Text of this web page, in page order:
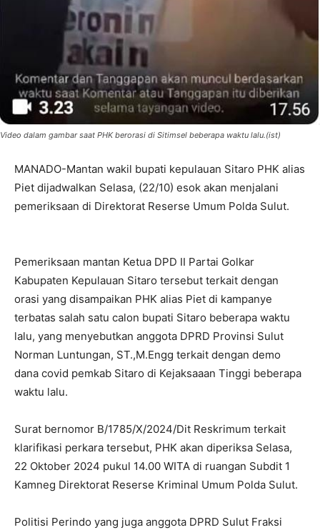
Video dalam gambar saat PHK berorasi di Sitimsel beberapa waktu lalu.(ist)
MANADO-Mantan wakil bupati kepulauan Sitaro PHK alias
Piet dijadwalkan Selasa, (22/10) esok akan menjalani
pemeriksaan di Direktorat Reserse Umum Polda Sulut.
Pemeriksaan mantan Ketua DPD II Partai Golkar
Kabupaten Kepulauan Sitaro tersebut terkait dengan
orasi yang disampaikan PHK alias Piet di kampanye
terbatas salah satu calon bupati Sitaro beberapa waktu
lalu, yang menyebutkan anggota DPRD Provinsi Sulut
Norman Luntungan, ST.,M.Engg terkait dengan demo
dana covid pemkab Sitaro di Kejaksaaan Tinggi beberapa
waktu lalu.
Surat bernomor B/1785/X/2024/Dit Reskrimum terkait
klarifikasi perkara tersebut, PHK akan diperiksa Selasa,
22 Oktober 2024 pukul 14.00 WITA di ruangan Subdit 1
Kamneg Direktorat Reserse Kriminal Umum Polda Sulut.
Politisi Perindo yang juga anggota DPRD Sulut Fraksi